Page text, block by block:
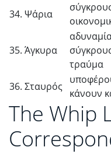
34. Ψάρια
35. Άγκυρα
τραύμα
36. Σταυρός
κάνουν
The Whip